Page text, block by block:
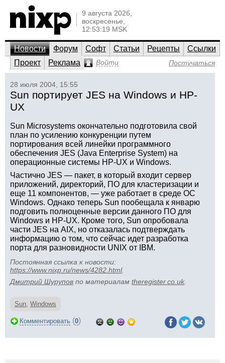
9 августа 2026,
воскресенье,
12:53:19 MSK
Новости Форум Софт Статьи Рецепты
Ссылки
Проект
Реклама Войти Постучаться
28 июля 2004, 15:55
Sun портирует JES на Windows и HP-
UX
Sun Microsystems окончательно подготовила свой
план по усилению конкуренции путем
портирования всей линейки программного
обеспечения JES (Java Enterprise System) на
операционные системы HP-UX и Windows.
Частично JES — пакет, в который входит сервер
приложений, директорий, ПО для кластеризации и
еще 11 компонентов, — уже работает в среде ОС
Windows. Однако теперь Sun пообещала к январю
подговить полноценные версии данного ПО для
Windows и HP-UX. Кроме того, Sun опробовала
части JES на AIX, но отказалась подтверждать
информацию о том, что сейчас идет разработка
порта для разновидности UNIX от IBM.
Постоянная ссылка к новости:
https://www.nixp.ru/news/4282.html.
Дмитрий Шурупов по материалам theregister.co.uk
Sun, Windows
Комментировать (0)